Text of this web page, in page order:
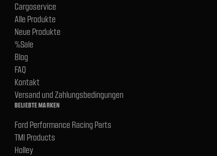
Cargoservice
Alle Produkte
Neue Produkte
%Sale
Blog
FAQ
Kontakt
Versand und Zahlungsbedingungen
BELIEBTE MARKEN
Ford Performance Racing Parts
TMI Products
Holley